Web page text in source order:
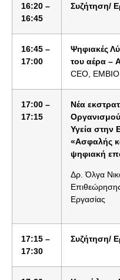
16:20 –
16:45
Συζήτηση/
16:45 –
17:00
Ψηφιακές
του αέρα –
CEO,
17:00 –
17:15
Νέα
Οργανισμού
Υγεία στην
«Ασφαλής
ψηφιακή
Δρ. Όλγα
Εργασίας
17:15 –
17:30
Συζήτηση/